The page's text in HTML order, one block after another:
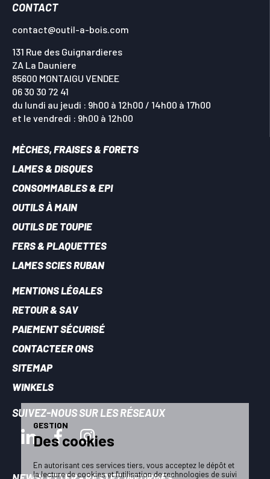
CONTACT
contact@outil-a-bois.com
131 Rue des Guignardieres
ZA La Dauniere
85600 MONTAIGU VENDEE
06 30 30 72 41
du lundi au jeudi : 9h00 à 12h00 / 14h00 à 17h00
et le vendredi : 9h00 à 12h00
MÈCHES, FRAISES & FORETS
LAMES & DISQUES
CONSOMMABLES & EPI
OUTILS À MAIN
OUTILS DE TOUPIE
FERS & PLAQUETTES
LAMES SCIES RUBAN
MENTIONS LÉGALES
RETOUR & SAV
PAIEMENT SÉCURISÉ
CONTACTEER ONS
SITEMAP
WINKELS
SUIVEZ-NOUS SUR LES RÉSEAUX
GESTION
Des cookies
En autorisant ces services tiers, vous acceptez le dépôt et
la lecture de cookies et l'utilisation de technologies de suivi